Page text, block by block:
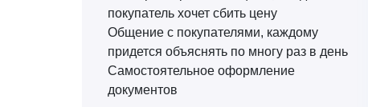
покупатель хочет сбить цену
Общение с покупателями, каждому
придется объяснять по многу раз в день
Самостоятельное оформление
документов